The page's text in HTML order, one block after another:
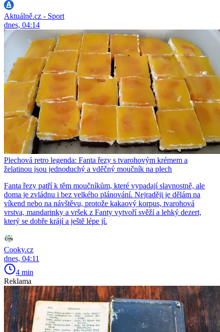
Aktuálně.cz - Sport
dnes, 04:14
Plechová retro legenda: Fanta řezy s tvarohovým krémem a
želatinou jsou jednoduchý a vděčný moučník na plech
Fanta řezy patří k těm moučníkům, které vypadají slavnostně, ale
doma je zvládnu i bez velkého plánování. Nejraději je dělám na
víkend nebo na návštěvu, protože kakaový korpus, tvarohová
vrstva, mandarinky a vršek z Fanty vytvoří svěží a lehký dezert,
který se dobře krájí a ještě lépe jí.
Cooky.cz
dnes, 04:11
4 min
Reklama